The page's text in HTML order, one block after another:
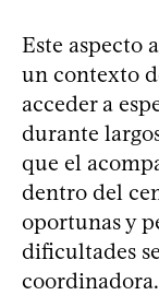
Este aspecto
un contexto
acceder a
durante
que el
dentro del
oportunas y
dificultades
coordinadora.